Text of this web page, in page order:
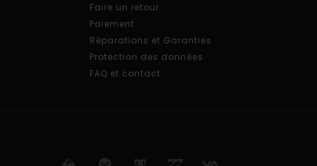
Faire un retour
Paiement
Réparations et Garanties
Protection des données
FAQ et contact